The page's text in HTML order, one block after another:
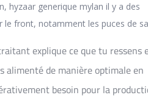
hyzaar generique mylan il y a des
le front, notamment les puces de
explique ce que tu ressens
alimenté de manière optimale en
besoin pour la